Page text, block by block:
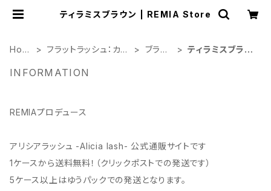
ティラミスブラウン | REMIA Store
Hom
フラットラッシュ：カラ
ブラウ
ティラミスブラウ
INFORMATION
REMIAプロデュース
アリシアラッシュ -Alicia lash- 公式通販サイトです
1ケースから送料無料！（クリックポストでの発送です）
5ケース以上はゆうパックでの発送となります。